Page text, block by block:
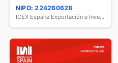
NIPO: 224260628
ICEX España Exportación e Inversiones